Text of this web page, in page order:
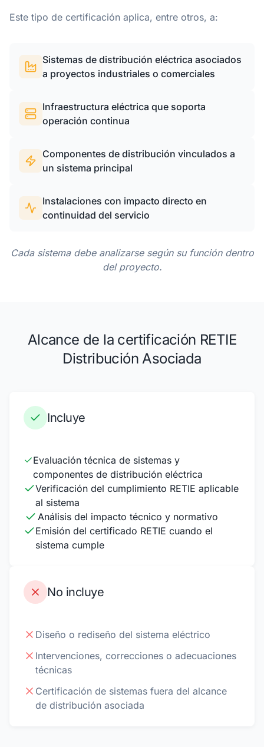
Este tipo de certificación aplica, entre otros, a:
Sistemas de distribución eléctrica asociados
a proyectos industriales o comerciales
Infraestructura eléctrica que soporta
operación continua
Componentes de distribución vinculados a
un sistema principal
Instalaciones con impacto directo en
continuidad del servicio
Cada sistema debe analizarse según su función dentro
del proyecto.
Alcance de la certificación RETIE
Distribución Asociada
Incluye
Evaluación técnica de sistemas y
componentes de distribución eléctrica
Verificación del cumplimiento RETIE aplicable
al sistema
Análisis del impacto técnico y normativo
Emisión del certificado RETIE cuando el
sistema cumple
No incluye
Diseño o rediseño del sistema eléctrico
Intervenciones, correcciones o adecuaciones
técnicas
Certificación de sistemas fuera del alcance
de distribución asociada